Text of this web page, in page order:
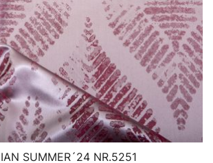
SUMMER´24 NR.5251